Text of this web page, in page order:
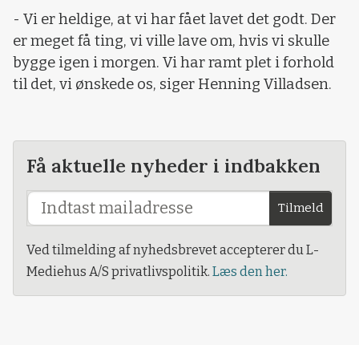
- Vi er heldige, at vi har fået lavet det godt. Der
er meget få ting, vi ville lave om, hvis vi skulle
bygge igen i morgen. Vi har ramt plet i forhold
til det, vi ønskede os, siger Henning Villadsen.
Få aktuelle nyheder i indbakken
Tilmeld
Ved tilmelding af nyhedsbrevet accepterer du L-
Mediehus A/S privatlivspolitik. Læs den her.